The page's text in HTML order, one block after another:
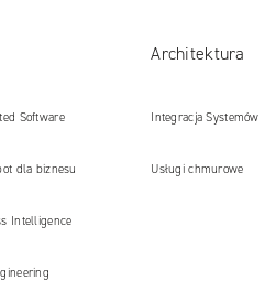
Software
dla biznesu
Intelligence
Architektura
Integracja Systemów
Usługi chmurowe